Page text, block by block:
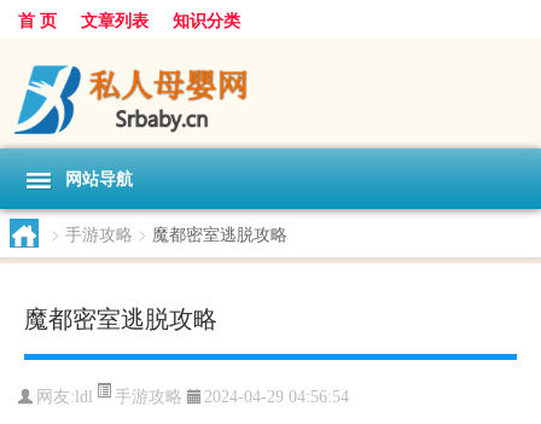
首 页 文章列表 知识分类
网站导航
> 手游攻略 > 魔都密室逃脱攻略
魔都密室逃脱攻略
网友: ldl 手游攻略 2024-04-29 04:56:54